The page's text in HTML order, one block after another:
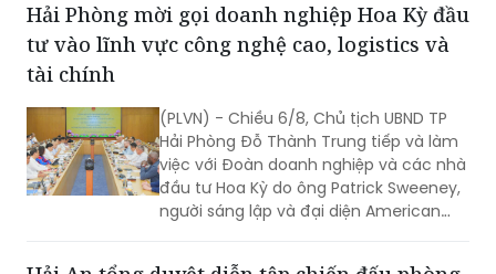
và khu vực sông Truồi (xã Lộc An).
Hải Phòng mời gọi doanh nghiệp Hoa Kỳ đầu
tư vào lĩnh vực công nghệ cao, logistics và
tài chính
(PLVN) - Chiều 6/8, Chủ tịch UBND TP
Hải Phòng Đỗ Thành Trung tiếp và làm
việc với Đoàn doanh nghiệp và các nhà
đầu tư Hoa Kỳ do ông Patrick Sweeney,
người sáng lập và đại diện American